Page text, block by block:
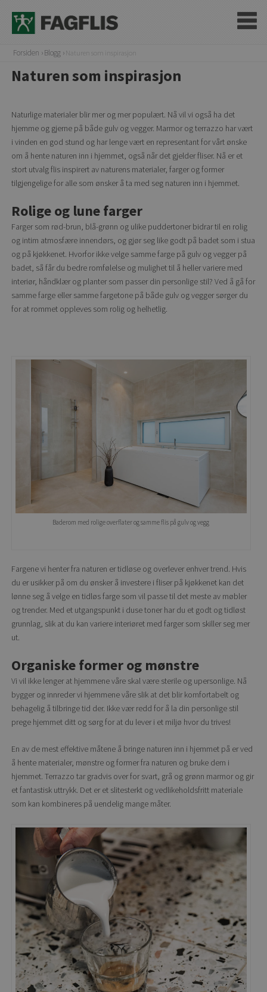
Forsiden Blogg Naturen som inspirasjon
Naturen som inspirasjon
Naturlige materialer blir mer og mer populært. Nå vil vi også ha det
hjemme og gjerne på både gulv og vegger. Marmor og terrazzo har vært
i vinden en god stund og har lenge vært en representant for vårt ønske
om å hente naturen inn i hjemmet, også når det gjelder fliser. Nå er et
stort utvalg flis inspirert av naturens materialer, farger og former
tilgjengelige for alle som ønsker å ta med seg naturen inn i hjemmet.
Rolige og lune farger
Farger som rød-brun, blå-grønn og ulike puddertoner bidrar til en rolig
og intim atmosfære innendørs, og gjør seg like godt på badet som i stua
og på kjøkkenet. Hvorfor ikke velge samme farge på gulv og vegger på
badet, så får du bedre romfølelse og mulighet til å heller variere med
interiør, håndklær og planter som passer din personlige stil? Ved å gå for
samme farge eller samme fargetone på både gulv og vegger sørger du
for at rommet oppleves som rolig og helhetlig.
Baderom med rolige overflater og samme flis på gulv og vegg
Fargene vi henter fra naturen er tidløse og overlever enhver trend. Hvis
du er usikker på om du ønsker å investere i fliser på kjøkkenet kan det
lønne seg å velge en tidløs farge som vil passe til det meste av møbler
og trender. Med et utgangspunkt i duse toner har du et godt og tidløst
grunnlag, slik at du kan variere interiøret med farger som skiller seg mer
ut.
Organiske former og mønstre
Vi vil ikke lenger at hjemmene våre skal være sterile og upersonlige. Nå
bygger og innreder vi hjemmene våre slik at det blir komfortabelt og
behagelig å tilbringe tid der. Ikke vær redd for å la din personlige stil
prege hjemmet ditt og sørg for at du lever i et miljø hvor du trives!
En av de mest effektive måtene å bringe naturen inn i hjemmet på er ved
å hente materialer, mønstre og former fra naturen og bruke dem i
hjemmet. Terrazzo tar gradvis over for svart, grå og grønn marmor og gir
et fantastisk uttrykk. Det er et slitesterkt og vedlikeholdsfritt materiale
som kan kombineres på uendelig mange måter.